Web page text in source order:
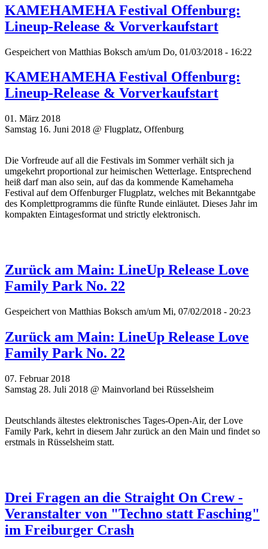
KAMEHAMEHA Festival Offenburg:
Lineup-Release & Vorverkaufstart
Gespeichert von Matthias Boksch am/um Do, 01/03/2018 - 16:22
KAMEHAMEHA Festival Offenburg:
Lineup-Release & Vorverkaufstart
01. März 2018
Samstag 16. Juni 2018 @ Flugplatz, Offenburg
Die Vorfreude auf all die Festivals im Sommer verhält sich ja
umgekehrt proportional zur heimischen Wetterlage. Entsprechend
heiß darf man also sein, auf das da kommende Kamehameha
Festival auf dem Offenburger Flugplatz, welches mit Bekanntgabe
des Komplettprogramms die fünfte Runde einläutet. Dieses Jahr im
kompakten Eintagesformat und strictly elektronisch.
Zurück am Main: LineUp Release Love
Family Park No. 22
Gespeichert von Matthias Boksch am/um Mi, 07/02/2018 - 20:23
Zurück am Main: LineUp Release Love
Family Park No. 22
07. Februar 2018
Samstag 28. Juli 2018 @ Mainvorland bei Rüsselsheim
Deutschlands ältestes elektronisches Tages-Open-Air, der Love
Family Park, kehrt in diesem Jahr zurück an den Main und findet so
erstmals in Rüsselsheim statt.
Drei Fragen an die Straight On Crew -
Veranstalter von "Techno statt Fasching"
im Freiburger Crash